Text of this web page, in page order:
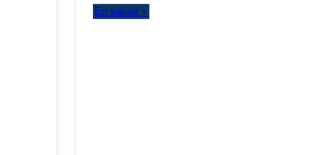
En savoir +